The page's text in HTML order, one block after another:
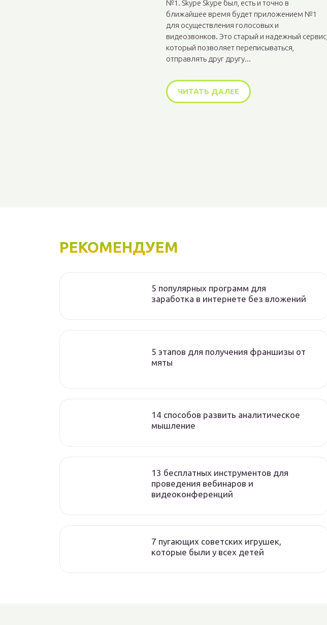
№1. Skype Skype был, есть и точно в
ближайшее время будет приложением №1
для осуществления голосовых и
видеозвонков. Это старый и надежный сервис,
который позволяет переписываться,
отправлять друг другу...
ЧИТАТЬ ДАЛЕЕ
РЕКОМЕНДУЕМ
5 популярных программ для
заработка в интернете без вложений
5 этапов для получения франшизы от
мяты
14 способов развить аналитическое
мышление
13 бесплатных инструментов для
проведения вебинаров и
видеоконференций
7 пугающих советских игрушек,
которые были у всех детей